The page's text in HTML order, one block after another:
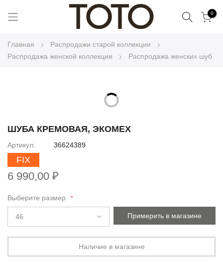
Поиск0
Content
Главная
Распродажи старой коллекции
Распродажа женской коллекции
Распродажа женских шуб
end
of
images
gallery
to
beginning
the
gallery
ШУБА КРЕМОВАЯ, ЭКОМЕХ
Артикул 36624389
FIX
6 990,00 ₽
Выберите размер
Примерить в магазине
Наличие в магазине